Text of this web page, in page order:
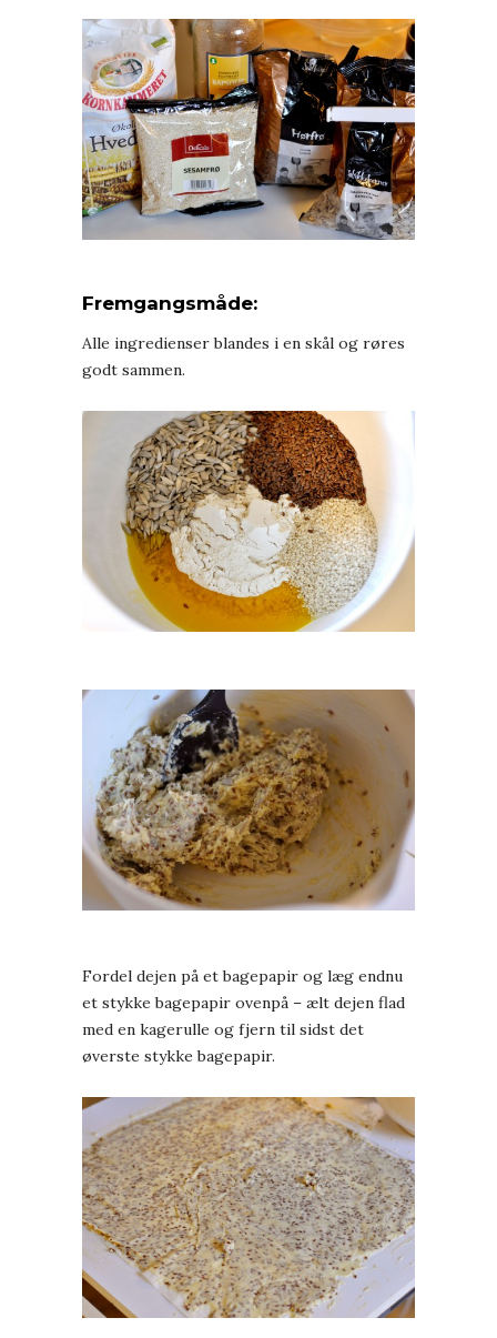
Fremgangsmåde:
Alle ingredienser blandes i en skål og røres
godt sammen.
Fordel dejen på et bagepapir og læg endnu
et stykke bagepapir ovenpå – ælt dejen flad
med en kagerulle og fjern til sidst det
øverste stykke bagepapir.